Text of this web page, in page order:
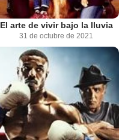
El arte de vivir bajo la lluvia
31 de octubre de 2021